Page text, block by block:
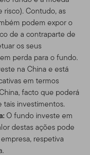
Contudo, as
podem expor o
de a contraparte de
os seus
perda para o fundo.
na China e está
em termos
facto que poderá
investimentos.
O fundo investe em
destas ações pode
respetiva